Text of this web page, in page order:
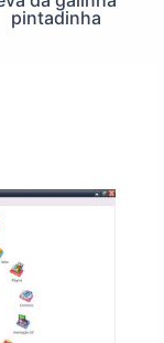
pintadinha